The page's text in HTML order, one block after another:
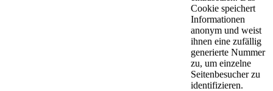
Cookie speichert
Informationen
anonym und weist
ihnen eine zufällig
generierte Nummer
zu, um einzelne
Seitenbesucher zu
identifizieren.